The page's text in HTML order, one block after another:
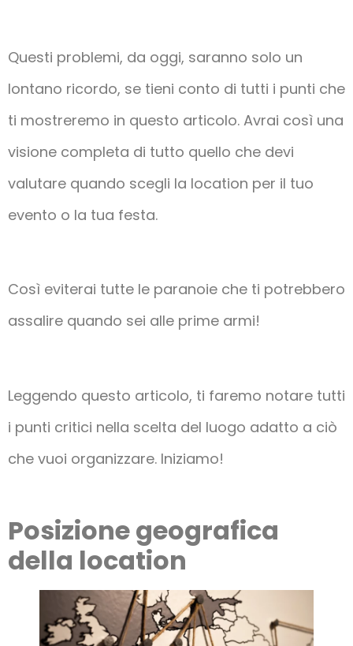
Questi problemi, da oggi, saranno solo un
lontano ricordo, se tieni conto di tutti i punti che
ti mostreremo in questo articolo. Avrai così una
visione completa di tutto quello che devi
valutare quando scegli la location per il tuo
evento o la tua festa.
Così eviterai tutte le paranoie che ti potrebbero
assalire quando sei alle prime armi!
Leggendo questo articolo, ti faremo notare tutti
i punti critici nella scelta del luogo adatto a ciò
che vuoi organizzare. Iniziamo!
Posizione geografica
della location